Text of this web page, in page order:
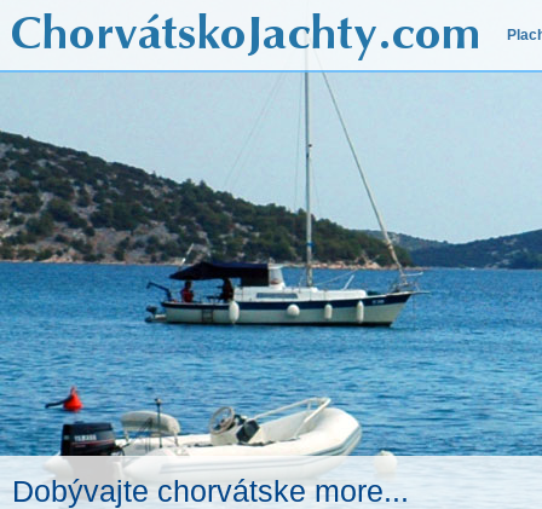
Dobývajte chorvátske more...